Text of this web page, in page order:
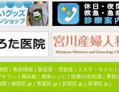
院| 美容情報 | 美容室・理容室| エステ・ネイル|
チラシ | 掲示板 | 簡単レシピ| 医療の豆知識| 美容
間 | 都筑区.jp | 青葉区.jp | 宮前区.jp | 高津区.jp |